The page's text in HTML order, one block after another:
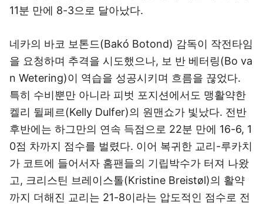
11분 만에 8-3으로 달아났다.
네카의 바코 보톤드(Bakó Botond) 감독이 작전타임
을 요청하며 추격을 시도했으나, 보 반 베터링(Bo va
n Wetering)이 역습을 성공시키며 흐름을 끊었다.
특히 수비뿐만 아니라 피벗 포지션에서도 맹활약한
켈리 뒬페르(Kelly Dulfer)의 원맨쇼가 빛났다. 전반
후반에는 하그만의 연속 득점으로 22분 만에 16-6, 1
0점 차까지 점수를 벌렸다. 이어 복귀한 교리-루카치
가 코트에 들어서자 홈팬들의 기립박수가 터져 나왔
고, 크리스틴 브레이스톨(Kristine Breistøl)의 활약
까지 더해진 교리는 21-8이라는 압도적인 점수로 전